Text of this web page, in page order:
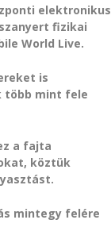
elektronikus
fizikai
World Live.
is
több mint fele
a fajta
köztük
mintegy felére